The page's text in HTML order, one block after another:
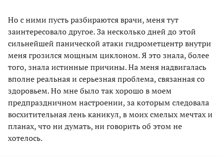
Но с ними пусть разбираются врачи, меня тут
заинтересовало другое. За несколько дней до этой
сильнейшей панической атаки гидрометцентр внутри
меня грозился мощным циклоном. Я это знала, более
того, знала истинные причины. На меня надвигалась
вполне реальная и серьезная проблема, связанная со
здоровьем. Но мне было так хорошо в моем
предпраздничном настроении, за которым следовала
восхитительная лень каникул, в моих смелых мечтах и
планах, что ни думать, ни говорить об этом не
хотелось.